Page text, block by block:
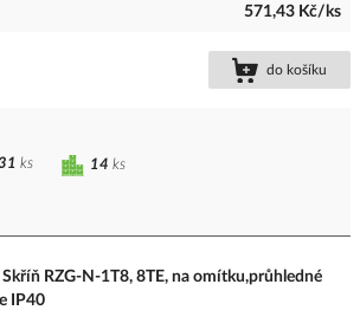
571,43 Kč/ks
do košíku
14 ks
ks
Skříň RZG-N-1T8, 8TE, na omítku,průhledné
IP40